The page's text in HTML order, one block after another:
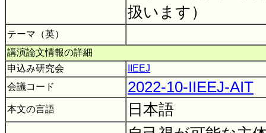
扱います）
テーマ（英）
講演論文情報の詳細
申込み研究会
IIEEJ
会議コード
2022-10-IIEEJ-AIT
本文の言語 日本語